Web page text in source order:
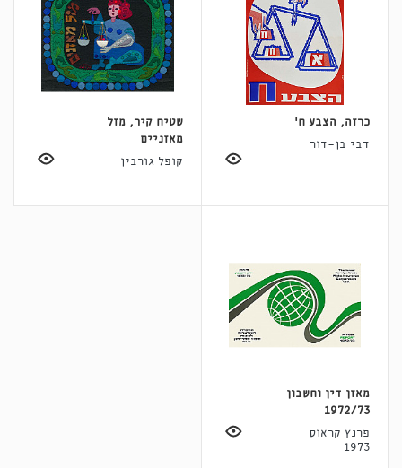
כרזה, הצבע ח'
דבי בן-דור
שטיח קיר, מזל
מאזניים
קופל גורבין
מאזן דין וחשבון
1972/73
פרנץ קראוס
1973